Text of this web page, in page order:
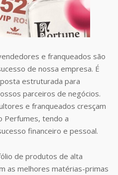
e franqueados são
de nossa empresa. É
estruturada para
parceiros de negócios.
e franqueados cresçam
Perfumes, tendo a
financeiro e pessoal.
de produtos de alta
as melhores matérias-primas